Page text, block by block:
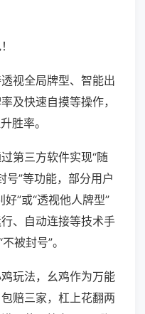
视全局牌型、智能出
及快速自摸等操作，
胜率。
第三方软件实现“随
号”等功能，部分用户
”或“透视他人牌型”
、自动连接等技术手
被封号”。
玩法，幺鸡作为万能
赔三家，杠上花翻两